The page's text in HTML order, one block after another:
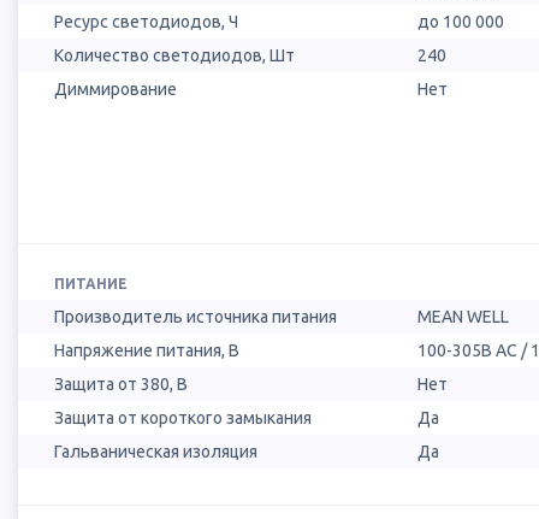
Ресурс светодиодов, Ч
до 100 000
Количество светодиодов, Шт
240
Диммирование
Нет
ПИТАНИЕ
Производитель источника питания
MEAN WELL
Напряжение питания, В
100-305В AC /
Защита от 380, В
Нет
Защита от короткого замыкания
Да
Гальваническая изоляция
Да